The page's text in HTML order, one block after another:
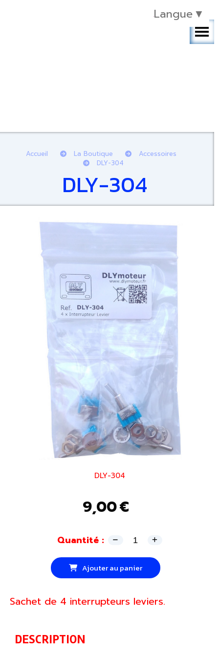
Accueil La Boutique
Accessoires
DLY-304
DLY-304
DLY-304
9,00€
Quantité :
Ajouter au panier
Sachet de 4 interrupteurs leviers.
DESCRIPTION
Langue▼